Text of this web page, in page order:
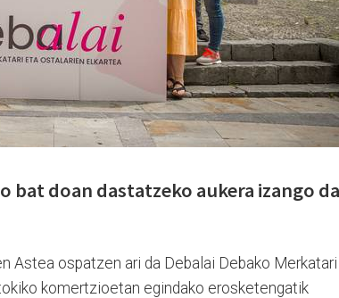
bat doan dastatzeko aukera izango da
Astea ospatzen ari da Debalai Debako Merkatari
komertzioetan egindako erosketengatik